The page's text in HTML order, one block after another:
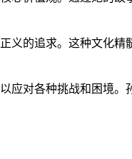
的追求。这种文化
对各种挑战和困境